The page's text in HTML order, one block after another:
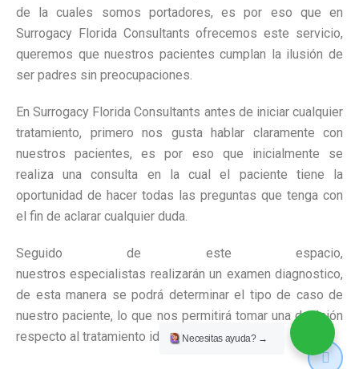
de la cuales somos portadores, es por eso que en
Surrogacy Florida Consultants ofrecemos este servicio,
queremos que nuestros pacientes cumplan la ilusión de
ser padres sin preocupaciones.
En Surrogacy Florida Consultants antes de iniciar cualquier
tratamiento, primero nos gusta hablar claramente con
nuestros pacientes, es por eso que inicialmente se
realiza una consulta en la cual el paciente tiene la
oportunidad de hacer todas las preguntas que tenga con
el fin de aclarar cualquier duda.
Seguido de este espacio,
nuestros especialistas realizarán un examen diagnostico,
de esta manera se podrá determinar el tipo de caso de
nuestro paciente, lo que nos permitirá tomar una decisión
respecto al tratamiento idóneo para ayudarlo.
Necesitas ayuda? →